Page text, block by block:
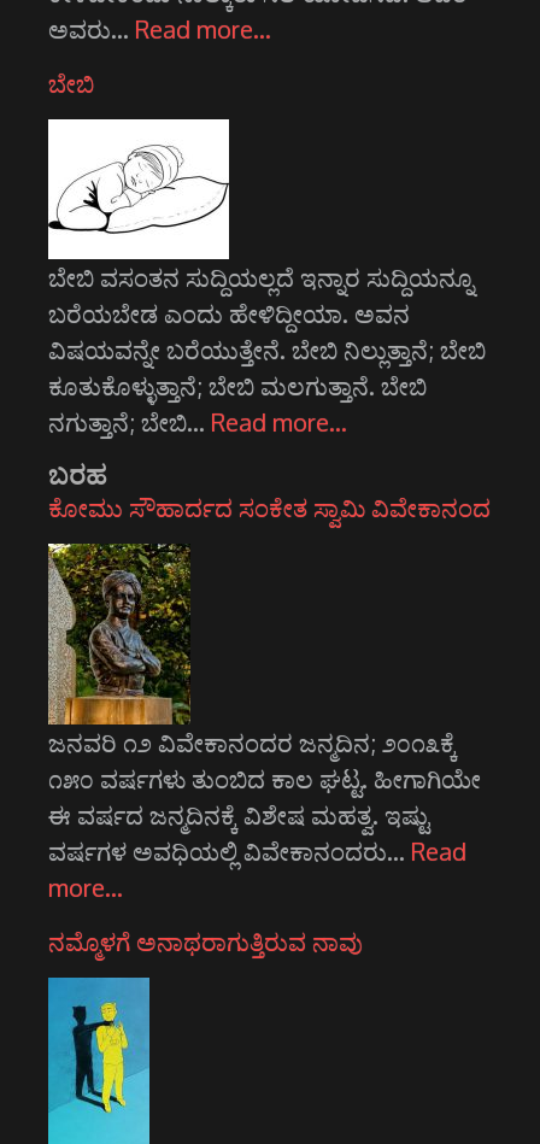
ಅವರು… Read more…
ಬೇಬಿ
ಬೇಬಿ ವಸಂತನ ಸುದ್ದಿಯಲ್ಲದೆ ಇನ್ನಾರ ಸುದ್ದಿಯನ್ನೂ
ಬರೆಯಬೇಡ ಎಂದು ಹೇಳಿದ್ದೀಯಾ. ಅವನ
ವಿಷಯವನ್ನೇ ಬರೆಯುತ್ತೇನೆ. ಬೇಬಿ ನಿಲ್ಲುತ್ತಾನೆ; ಬೇಬಿ
ಕೂತುಕೊಳ್ಳುತ್ತಾನೆ; ಬೇಬಿ ಮಲಗುತ್ತಾನೆ. ಬೇಬಿ
ನಗುತ್ತಾನೆ; ಬೇಬಿ… Read more…
ಬರಹ
ಕೋಮು ಸೌಹಾರ್ದದ ಸಂಕೇತ ಸ್ವಾಮಿ ವಿವೇಕಾನಂದ
ಜನವರಿ ೧೨ ವಿವೇಕಾನಂದರ ಜನ್ಮದಿನ; ೨೦೧೩ಕ್ಕೆ
೧೫೦ ವರ್ಷಗಳು ತುಂಬಿದ ಕಾಲ ಘಟ್ಟ. ಹೀಗಾಗಿಯೇ
ಈ ವರ್ಷದ ಜನ್ಮದಿನಕ್ಕೆ ವಿಶೇಷ ಮಹತ್ವ. ಇಷ್ಟು
ವರ್ಷಗಳ ಅವಧಿಯಲ್ಲಿ ವಿವೇಕಾನಂದರು… Read
more…
ನಮ್ಮೊಳಗೆ ಅನಾಥರಾಗುತ್ತಿರುವ ನಾವು